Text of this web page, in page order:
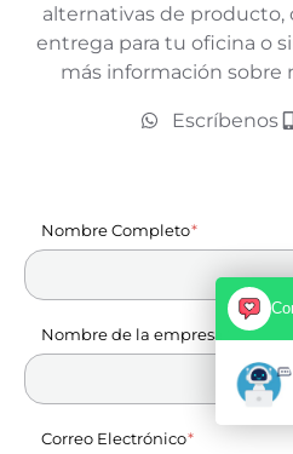
alternativas de producto,
entrega para tu oficina o
más información sobre
Escríbenos
Nombre Completo
Nombre de la empresa
Correo Electrónico